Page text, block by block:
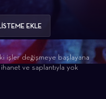
EKLE
işler değişmeye başlayana
ve saplantıyla yok